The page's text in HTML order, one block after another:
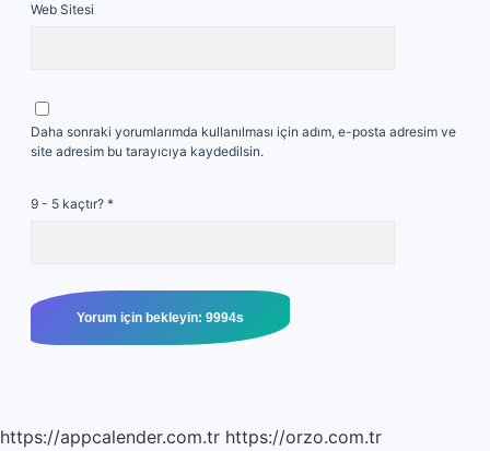
Web Sitesi
Daha sonraki yorumlarımda kullanılması için adım, e-posta adresim ve
site adresim bu tarayıcıya kaydedilsin.
9 - 5 kaçtır? *
https://appcalender.com.tr https://orzo.com.tr